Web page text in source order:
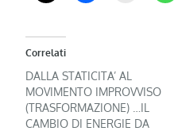
Correlati
DALLA STATICITA’ AL
MOVIMENTO IMPROVVISO
(TRASFORMAZIONE) …IL
CAMBIO DI ENERGIE DA